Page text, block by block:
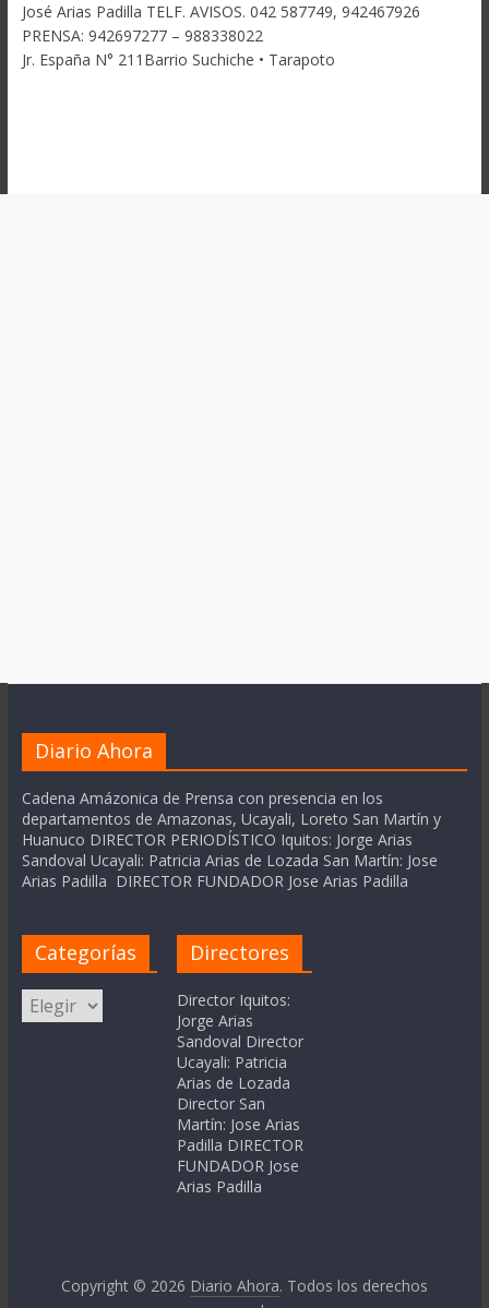
José Arias Padilla TELF. AVISOS. 042 587749, 942467926
PRENSA: 942697277 – 988338022
Jr. España N° 211Barrio Suchiche • Tarapoto
Diario Ahora
Cadena Amázonica de Prensa con presencia en los
departamentos de Amazonas, Ucayali, Loreto San Martín y
Huanuco DIRECTOR PERIODÍSTICO Iquitos: Jorge Arias
Sandoval Ucayali: Patricia Arias de Lozada San Martín: Jose
Arias Padilla DIRECTOR FUNDADOR Jose Arias Padilla
Categorías
Categorías
Directores
Director Iquitos:
Jorge Arias
Sandoval Director
Ucayali: Patricia
Arias de Lozada
Director San
Martín: Jose Arias
Padilla DIRECTOR
FUNDADOR Jose
Arias Padilla
Copyright © 2026 Diario Ahora. Todos los derechos